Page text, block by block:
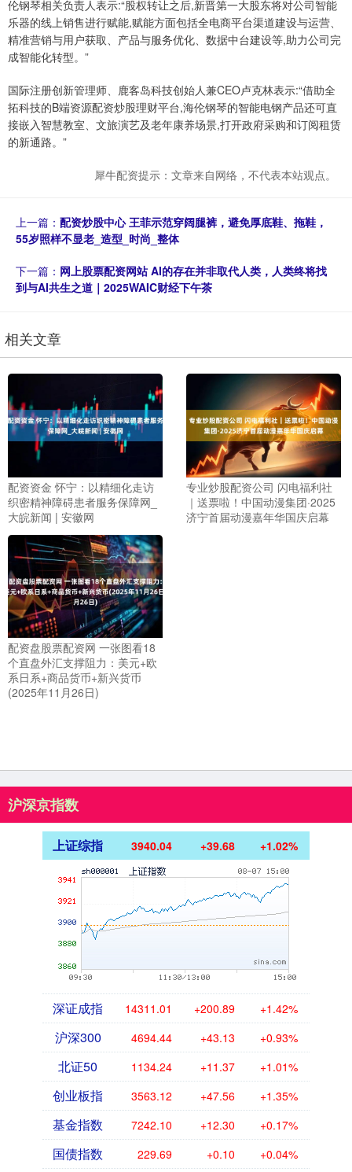
伦钢琴相关负责人表示:“股权转让之后,新晋第一大股东将对公司智能
乐器的线上销售进行赋能,赋能方面包括全电商平台渠道建设与运营、
精准营销与用户获取、产品与服务优化、数据中台建设等,助力公司完
成智能化转型。”
国际注册创新管理师、鹿客岛科技创始人兼CEO卢克林表示:“借助全
拓科技的B端资源配资炒股理财平台,海伦钢琴的智能电钢产品还可直
接嵌入智慧教室、文旅演艺及老年康养场景,打开政府采购和订阅租赁
的新通路。”
犀牛配资提示：文章来自网络，不代表本站观点。
上一篇： 配资炒股中心 王菲示范穿阔腿裤，避免厚底鞋、拖鞋，
55岁照样不显老_造型_时尚_整体
下一篇： 网上股票配资网站 AI的存在并非取代人类，人类终将找
到与AI共生之道｜2025WAIC财经下午茶
相关文章
配资资金 怀宁：以精细化走访
织密精神障碍患者服务保障网_
大皖新闻 | 安徽网
专业炒股配资公司 闪电福利社
｜送票啦！中国动漫集团·2025
济宁首届动漫嘉年华国庆启幕
配资盘股票配资网 一张图看18
个直盘外汇支撑阻力：美元+欧
系日系+商品货币+新兴货币
(2025年11月26日)
沪深京指数
上证综指 3940.04 +39.68 +1.02%
深证成指 14311.01 +200.89 +1.42%
沪深300 4694.44 +43.13 +0.93%
北证50 1134.24 +11.37 +1.01%
创业板指 3563.12 +47.56 +1.35%
基金指数 7242.10 +12.30 +0.17%
国债指数 229.69 +0.10 +0.04%